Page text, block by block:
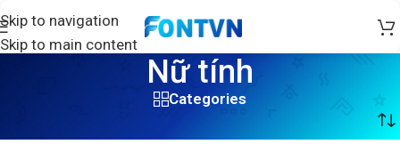
Skip to navigation
Skip to main content
Nữ tính
Categories